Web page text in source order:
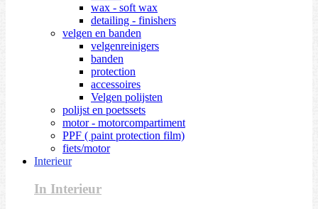
wax - soft wax
detailing - finishers
velgen en banden
velgenreinigers
banden
protection
accessoires
Velgen polijsten
polijst en poetssets
motor - motorcompartiment
PPF ( paint protection film)
fiets/motor
Interieur
In Interieur